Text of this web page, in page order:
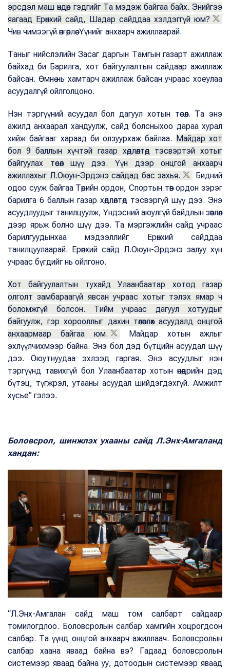
эрсдэл маш өндөр гэдгийг Та мэдэж байгаа байх. Энийгээ
яагаад Ерөнхий сайд, Шадар сайддаа хэлдэггүй юм?
Чив чимээгүй өнгөрлөө. Үүнийг анхаарч ажиллаарай.
Таныг нийслэлийн Засаг даргын Тамгын газарт ажиллаж
байхад би Барилга, хот байгуулалтын сайдаар ажиллаж
байсан. Өмнө нь хамтарч ажиллаж байсан учраас хоёулаа
асуудалгүй ойлголцоно.
Нэн тэргүүний асуудал бол дагуул хотын төсөл. Та энэ
ажилд анхаарал хандуулж, сайд болсныхоо дараа хурал
хийж байгааг хараад би олзуурхаж байлаа. Майдар хот
бол 9 баллын хүчтэй газар хөдлөлтөд тэсвэртэй хотыг
байгуулах төсөл шүү дээ. Үүн дээр онцгой анхаарч
ажиллахыг Л.Оюун-Эрдэнэ сайдад бас захья.
Бидний
одоо сууж байгаа Төрийн ордон, Спортын төв ордон зэрэг
барилга 6 баллын газар хөдлөлтөд тэсвэргүй шүү дээ. Энэ
асуудлуудыг танилцуулж, Үндэсний аюулгүй байдлын зөвлөл
дээр ярьж болно шүү дээ. Та мэргэжлийн сайд учраас
барилгуудынхаа мэдээллийг Ерөнхий сайддаа
танилцуулаарай. Ерөнхий сайд Л.Оюун-Эрдэнэ залуу хүн
учраас бүгдийг нь ойлгоно.
Хот байгуулалтын тухайд Улаанбаатар хотод газар
олголт замбараагүй явсан учраас хотыг тэлэх ямар ч
боломжгүй болсон. Тийм учраас дагуул хотуудыг
байгуулж, гэр хорооллыг дахин төлөвлөх асуудалд онцгой
анхаармаар байгаа юм.
Майдар хотын ажлыг
эхлүүлчихмээр байна. Энэ бол дэд бүтцийн асуудал шүү
дээ. Оюутнуудаа эхлээд гаргая. Энэ асуудлыг нэн
тэргүүнд тавихгүй бол Улаанбаатар хотын өнөөдрийн дэд
бүтэц, түгжрэл, утааны асуудал шийдэгдэхгүй. Амжилт
хүсье” гэлээ.
Боловсрол, шинжлэх ухааны сайд Л.Энх-Амгаланд
хандан:
“Л.Энх-Амгалан сайд маш том салбарт сайдаар
томилогдлоо. Боловсролын салбар хамгийн хоцрогдсон
салбар. Та үүнд онцгой анхаарч ажиллаач. Боловсролын
салбар хаана яваад байна вэ? Гадаад боловсролын
системээр яваад байна уу, дотоодын системээр яваад